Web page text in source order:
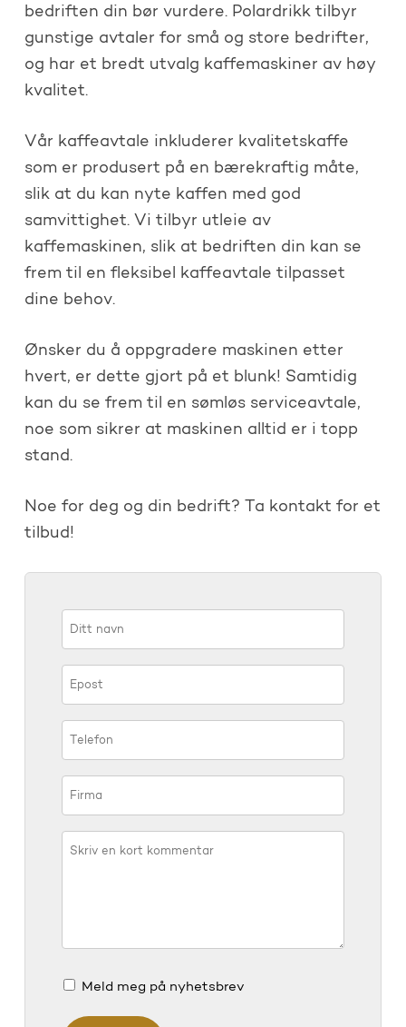
bedriften din bør vurdere. Polardrikk tilbyr
gunstige avtaler for små og store bedrifter,
og har et bredt utvalg kaffemaskiner av høy
kvalitet.
Vår kaffeavtale inkluderer kvalitetskaffe
som er produsert på en bærekraftig måte,
slik at du kan nyte kaffen med god
samvittighet. Vi tilbyr utleie av
kaffemaskinen, slik at bedriften din kan se
frem til en fleksibel kaffeavtale tilpasset
dine behov.
Ønsker du å oppgradere maskinen etter
hvert, er dette gjort på et blunk! Samtidig
kan du se frem til en sømløs serviceavtale,
noe som sikrer at maskinen alltid er i topp
stand.
Noe for deg og din bedrift? Ta kontakt for et
tilbud!
Meld meg på nyhetsbrev